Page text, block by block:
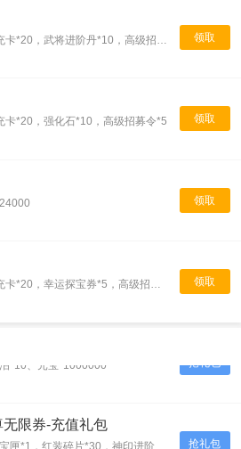
领取
领取
卡*20，强化石*10，高级招募令*5
领取
领取
礼包详情：1元真充卡*20，幸运探宝券*5，高级招募令*5
爆-入群礼包
抢礼包
无限券-充值礼包
礼包详情：圣品法宝匣*1，红装碎片*30，神印进阶石*30